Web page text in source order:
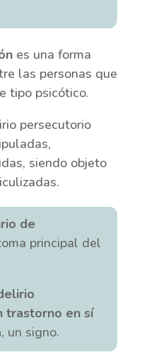
es una forma
las personas que
tipo psicótico.
persecutorio
siendo objeto
de
principal del
trastorno en sí
, un signo.